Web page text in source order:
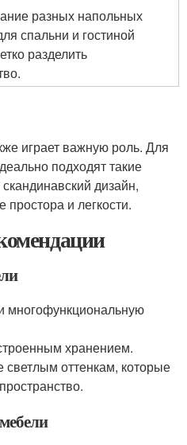
разных напольных
спальни и гостиной
разделить
играет важную роль. Для
подходят такие
дизайн,
и легкости.
многофункциональную
хранением.
светлым оттенкам, которые